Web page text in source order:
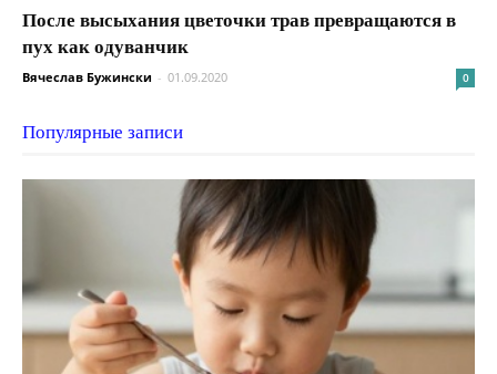
После высыхания цветочки трав превращаются в
пух как одуванчик
Вячеслав Бужински - 01.09.2020 0
Популярные записи